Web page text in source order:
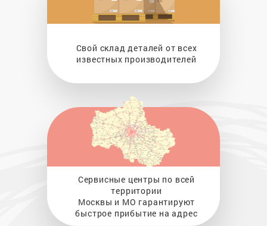
Свой склад деталей от всех
известных производителей
Сервисные центры по всей
территории
Москвы и МО гарантируют
быстрое прибытие на адрес